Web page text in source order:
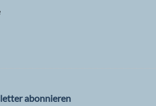
abonnieren